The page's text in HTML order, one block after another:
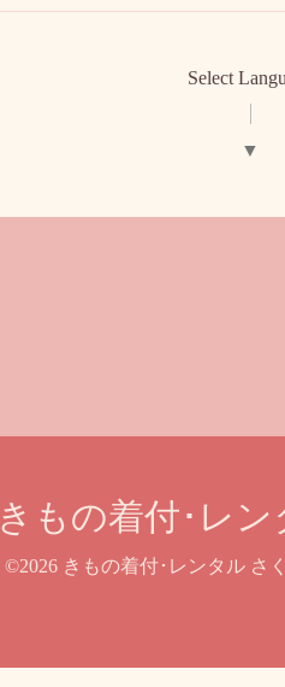
Select
▼
きもの着付･レ
©2026 きもの着付･レンタル さ